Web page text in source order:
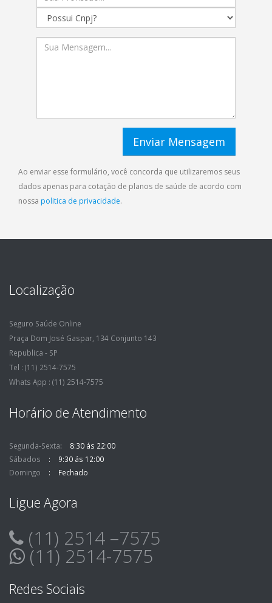
Ao enviar esse formulário, você concorda que utilizaremos seus
dados apenas para cotação de planos de saúde de acordo com
nossa politica de privacidade.
Localização
Seguro Saúde Online
Praça Dom José Gaspar, 134 Conjunto 143
Republica - SP
Tel : (11) 2514-7575
Whats App : (11) 2514-7575
Horário de Atendimento
Segunda-Sexta
8:30 ás 22:00
Sábados
9:30 ás 12:00
Domingo
Fechado
Ligue Agora
(11) 2514 –7575
(11) 2514-7575
Redes Sociais